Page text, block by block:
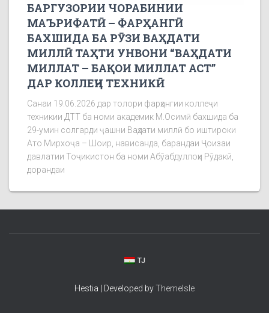
БАРГУЗОРИИ ЧОРАБИНИИ
МАЪРИФАТӢ – ФАРҲАНГӢ
БАХШИДА БА РӮЗИ ВАҲДАТИ
МИЛЛӢ ТАҲТИ УНВОНИ “ВАҲДАТИ
МИЛЛАТ – БАҚОИ МИЛЛАТ АСТ”
ДАР КОЛЛЕҶИ ТЕХНИКӢ
Санаи 19.06.2026 дар толори фарҳангии коллеҷи
техникии ДТТ ба номи академик М.Осимӣ бахшида ба
29-умин солгарди ҷашни Ваҳдати миллӣ бо иштироки
Ато Мирхоҷа – Шоир, нависанда, барандаи Ҷоизаи
давлатии Тоҷикистон ба номи Абӯабдуллоҳи Рӯдакӣ,
дорандаи
TJ
Hestia | Developed byThemeIsle